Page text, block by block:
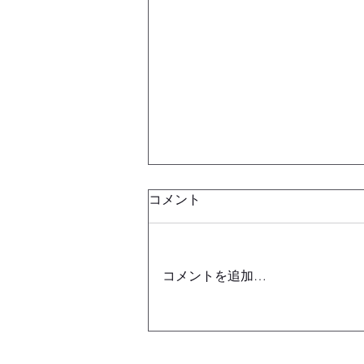
パークツアー紹介
コメント
コメントを追加…